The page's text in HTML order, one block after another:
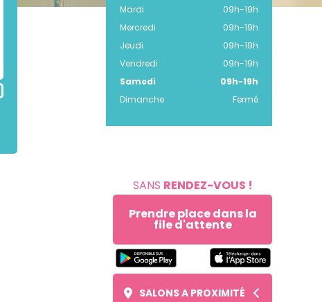
Mardi
09h-19h
Mercredi
09h-19h
Jeudi
09h-19h
Vendredi
09h-19h
Samedi
09h-19h
Dimanche
Fermé
SANS RENDEZ-VOUS !
Prendre place dans la
file d'attente
SALONS A PROXIMITÉ